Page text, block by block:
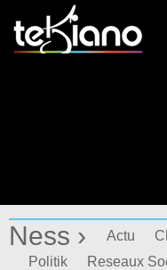
Ness › Actu
Politik
Reseaux